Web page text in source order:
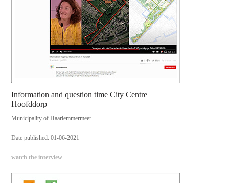
Information and question time City Centre
Hoofddorp
Municipality of Haarlemmermeer
Date published: 01-06-2021
watch the interview